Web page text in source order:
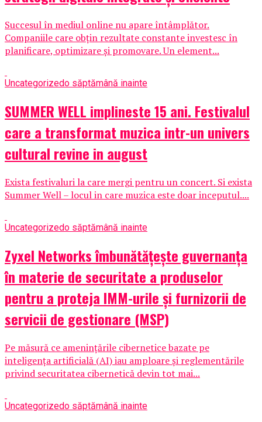
Succesul în mediul online nu apare întâmplător.
Companiile care obțin rezultate constante investesc în
planificare, optimizare și promovare. Un element...
Uncategorizedo săptămână inainte
SUMMER WELL implineste 15 ani. Festivalul
care a transformat muzica intr-un univers
cultural revine in august
Exista festivaluri la care mergi pentru un concert. Si exista
Summer Well – locul in care muzica este doar inceputul....
Uncategorizedo săptămână inainte
Zyxel Networks îmbunătățește guvernanța
în materie de securitate a produselor
pentru a proteja IMM-urile și furnizorii de
servicii de gestionare (MSP)
Pe măsură ce amenințările cibernetice bazate pe
inteligența artificială (AI) iau amploare și reglementările
privind securitatea cibernetică devin tot mai...
Uncategorizedo săptămână inainte